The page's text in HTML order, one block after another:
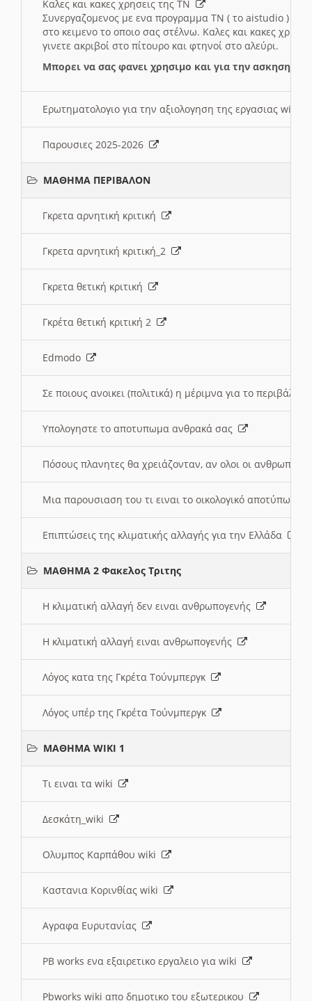
Καλες και κακες χρησεις της ΤΝ
Συνεργαζομενος με ενα προγραμμα ΤΝ ( το aistudio ) και
στο κειμενο το οποιο σας στέλνω. Καλες και κακες
γινετε ακριβοί στο πίτουρο και φτηνοί στο αλεύρι.
Μπορει να σας φανει χρησιμο και για την ασκηση
Ερωτηματολογιο για την αξιολογηση της εργασιας wiki
Παρουσιες 2025-2026
ΜΑΘΗΜΑ ΠΕΡΙΒΑΛΟΝ
Γκρετα αρνητική κριτική
Γκρετα αρνητική κριτική_2
Γκρετα θετική κριτική
Γκρέτα θετική κριτική 2
Edmodo
Σε ποιους ανοικει (πολιτικά) η μέριμνα για το
Υπολογηστε το αποτυπωμα ανθρακά σας
Πόσους πλανητες θα χρειάζονταν, αν ολοι οι ανθρωποι
Μια παρουσιαση του τι ειναι το οικολογικό αποτύπωμα
Επιπτώσεις της κλιματικής αλλαγής για την Ελλάδα
ΜΑΘΗΜΑ 2 Φακελος Τριτης
Η κλιματική αλλαγή δεν ειναι ανθρωπογενής
Η κλιματική αλλαγή ειναι ανθρωπογενής
Λόγος κατα της Γκρέτα Τούνμπεργκ
Λόγος υπέρ της Γκρέτα Τούνμπεργκ
ΜΑΘΗΜΑ WIKI 1
Τι ειναι τα wiki
Δεσκάτη_wiki
Ολυμπος Καρπάθου wiki
Καστανια Κορινθίας wiki
Αγραφα Ευρυτανίας
PB works ενα εξαιρετικο εργαλειο για wiki
Pbworks wiki απο δημοτικο του εξωτερικου